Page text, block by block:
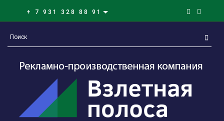
+ 7 931 328 88 91